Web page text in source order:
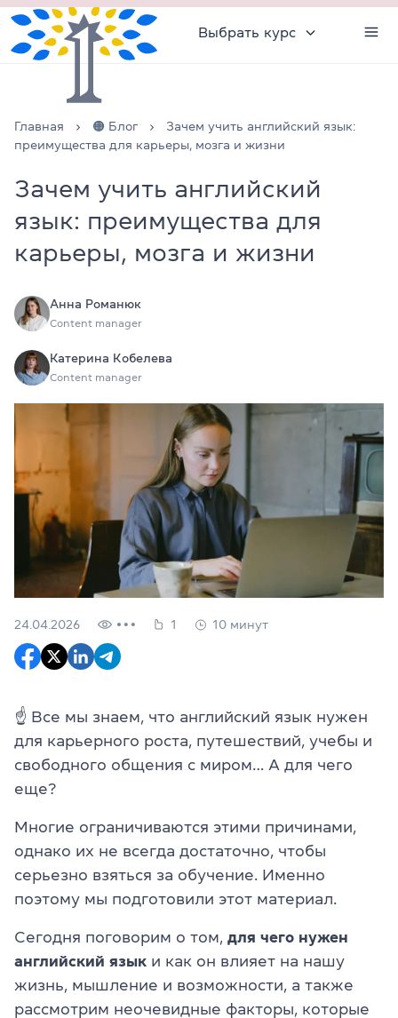
Выбрать курс
Главная 🟠 Блог
Зачем учить английский язык:
преимущества для карьеры, мозга и жизни
Зачем учить английский
язык: преимущества для
карьеры, мозга и жизни
Анна Романюк
Content manager
Катерина Кобелева
Content manager
24.04.2026 1 10 минут
☝ Все мы знаем, что английский язык нужен
для карьерного роста, путешествий, учебы и
свободного общения с миром… А для чего
еще?
Многие ограничиваются этими причинами,
однако их не всегда достаточно, чтобы
серьезно взяться за обучение. Именно
поэтому мы подготовили этот материал.
Сегодня поговорим о том, для чего нужен
английский язык и как он влияет на нашу
жизнь, мышление и возможности, а также
рассмотрим неочевидные факторы, которые